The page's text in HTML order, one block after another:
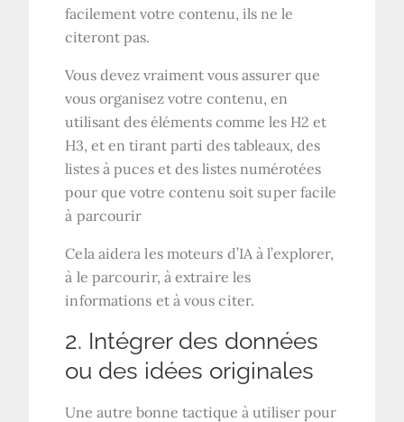
facilement votre contenu, ils ne le
citeront pas.
Vous devez vraiment vous assurer que
vous organisez votre contenu, en
utilisant des éléments comme les H2 et
H3, et en tirant parti des tableaux, des
listes à puces et des listes numérotées
pour que votre contenu soit super facile
à parcourir
Cela aidera les moteurs d’IA à l’explorer,
à le parcourir, à extraire les
informations et à vous citer.
2. Intégrer des données
ou des idées originales
Une autre bonne tactique à utiliser pour